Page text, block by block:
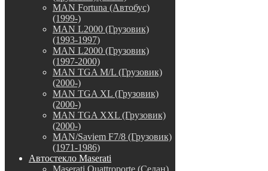
MAN Fortuna (Автобус)
(1999-)
MAN L2000 (Грузовик)
(1993-1997)
MAN L2000 (Грузовик)
(1997-2000)
MAN TGA M/L (Грузовик)
(2000-)
MAN TGA XL (Грузовик)
(2000-)
MAN TGA XXL (Грузовик)
(2000-)
MAN/Saviem F7/8 (Грузовик)
(1971-1986)
Автостекло Maserati
Maserati Quattroporte (Седан)